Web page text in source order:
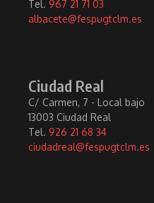
Tel. 967 21 71 03
albacete@fespugtclm.es
Ciudad Real
C/ Carmen, 7 - Local bajo
13003 Ciudad Real
Tel. 926 21 68 34
ciudadreal@fespugtclm.es